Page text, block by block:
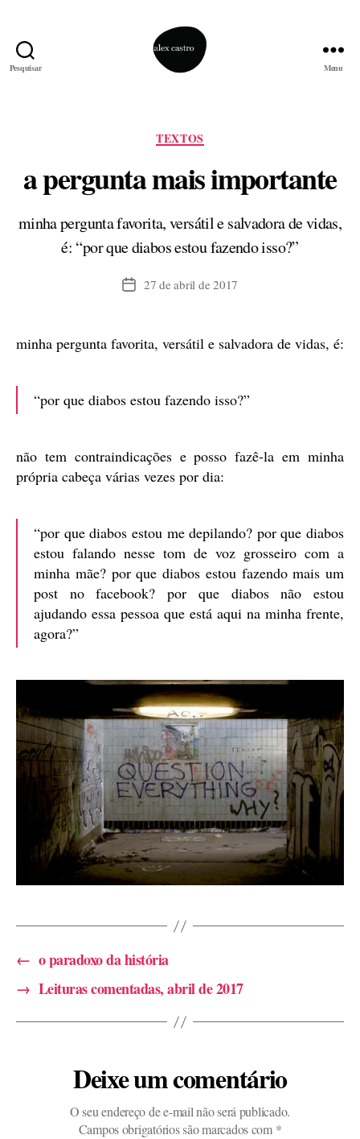
Pesquisar Menu
Categorias
TEXTOS
a pergunta mais importante
minha pergunta favorita, versátil e salvadora de vidas,
é: “por que diabos estou fazendo isso?”
Data27 de abril de 2017
minha pergunta favorita, versátil e salvadora de vidas, é:
“por que diabos estou fazendo isso?”
não tem contraindicações e posso fazê-la em minha
própria cabeça várias vezes por dia:
“por que diabos estou me depilando? por que diabos
estou falando nesse tom de voz grosseiro com a
minha mãe? por que diabos estou fazendo mais um
post no facebook? por que diabos não estou
ajudando essa pessoa que está aqui na minha frente,
agora?”
← o paradoxo da história
→ Leituras comentadas, abril de 2017
Deixe um comentário
O seu endereço de e-mail não será publicado.
Campos obrigatórios são marcados com *